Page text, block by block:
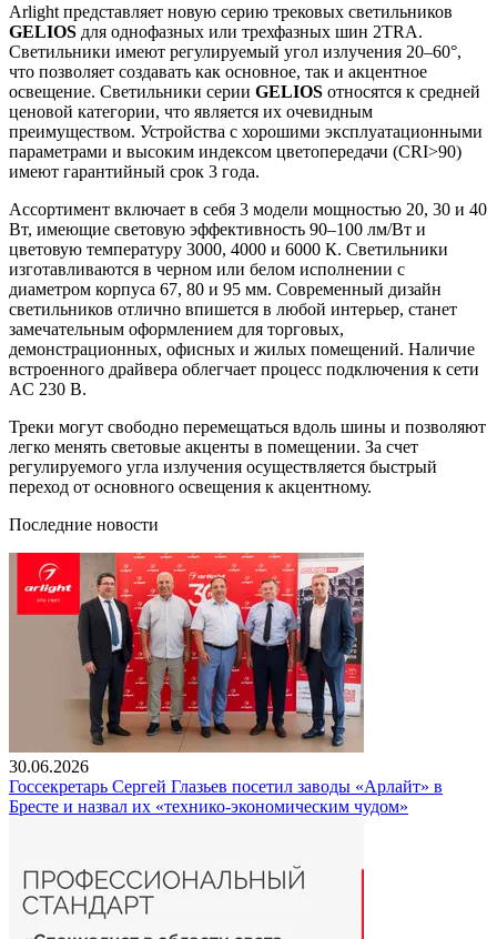
Arlight представляет новую серию трековых светильников
GELIOS для однофазных или трехфазных шин 2TRA.
Светильники имеют регулируемый угол излучения 20–60°,
что позволяет создавать как основное, так и акцентное
освещение. Светильники серии GELIOS относятся к средней
ценовой категории, что является их очевидным
преимуществом. Устройства с хорошими эксплуатационными
параметрами и высоким индексом цветопередачи (CRI>90)
имеют гарантийный срок 3 года.
Ассортимент включает в себя 3 модели мощностью 20, 30 и 40
Вт, имеющие световую эффективность 90–100 лм/Вт и
цветовую температуру 3000, 4000 и 6000 К. Светильники
изготавливаются в черном или белом исполнении с
диаметром корпуса 67, 80 и 95 мм. Современный дизайн
светильников отлично впишется в любой интерьер, станет
замечательным оформлением для торговых,
демонстрационных, офисных и жилых помещений. Наличие
встроенного драйвера облегчает процесс подключения к сети
AC 230 В.
Треки могут свободно перемещаться вдоль шины и позволяют
легко менять световые акценты в помещении. За счет
регулируемого угла излучения осуществляется быстрый
переход от основного освещения к акцентному.
Последние новости
30.06.2026
Госсекретарь Сергей Глазьев посетил заводы «Арлайт» в
Бресте и назвал их «технико-экономическим чудом»